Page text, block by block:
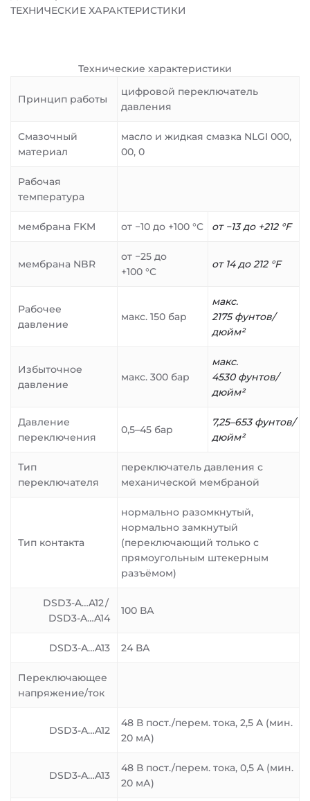
ТЕХНИЧЕСКИЕ ХАРАКТЕРИСТИКИ
Технические характеристики
Принцип работы
цифровой переключатель
давления
Смазочный
материал
масло и жидкая смазка NLGI 000,
00, 0
Рабочая
температура
мембрана FKM от −10 до +100 °C от −13 до +212 °F
мембрана NBR
от −25 до
+100 °C
от 14 до 212 °F
Рабочее
давление
макс. 150 бар
макс.
2175 фунтов/
дюйм²
Избыточное
давление
макс. 300 бар
макс.
4530 фунтов/
дюйм²
Давление
переключения
0,5–45 бар
7,25–653 фунтов/
дюйм²
Тип
переключателя
переключатель давления с
механической мембраной
Тип контакта
нормально разомкнутый,
нормально замкнутый
(переключающий только с
прямоугольным штекерным
разъёмом)
DSD3-A…A12 /
DSD3-A…A14
100 ВА
DSD3-A…A13 24 ВА
Переключающее
напряжение/ток
DSD3-A…A12
48 В пост./перем. тока, 2,5 A (мин.
20 мА)
DSD3-A…A13
48 В пост./перем. тока, 0,5 A (мин.
20 мА)